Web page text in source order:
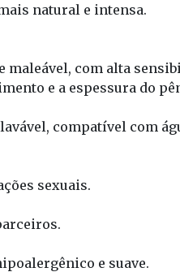
natural e intensa.
com alta
e a espessura do
compatível com
sexuais.
e suave.